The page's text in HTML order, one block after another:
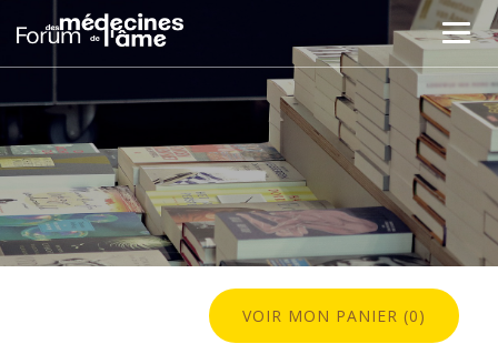
VOIR MON PANIER (0)